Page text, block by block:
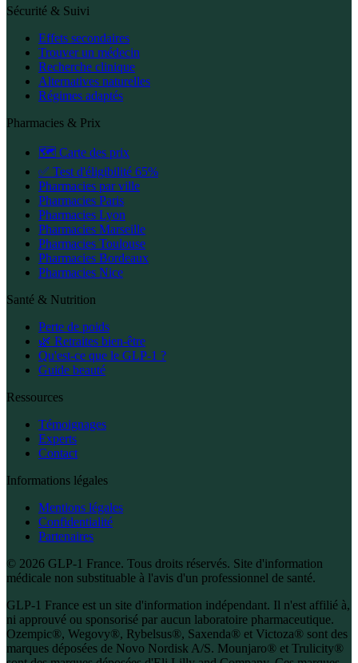
Sécurité & Suivi
Effets secondaires
Trouver un médecin
Recherche clinique
Alternatives naturelles
Régimes adaptés
Pharmacies & Prix
🗺️ Carte des prix
✅ Test d'éligibilité 65%
Pharmacies par ville
Pharmacies Paris
Pharmacies Lyon
Pharmacies Marseille
Pharmacies Toulouse
Pharmacies Bordeaux
Pharmacies Nice
Santé & Nutrition
Perte de poids
🌿 Retraites bien-être
Qu'est-ce que le GLP-1 ?
Guide beauté
Ressources
Témoignages
Experts
Contact
Informations légales
Mentions légales
Confidentialité
Partenaires
© 2026 GLP-1 France. Tous droits réservés. Site d'information
médicale non substituable à l'avis d'un professionnel de santé.
GLP-1 France est un site d'information indépendant. Il n'est affilié à,
ni approuvé ou sponsorisé par aucun laboratoire pharmaceutique.
Ozempic®, Wegovy®, Rybelsus®, Saxenda® et Victoza® sont des
marques déposées de Novo Nordisk A/S. Mounjaro® et Trulicity®